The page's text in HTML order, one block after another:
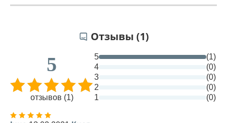
Отзывы (1)
5
отзывов (1)
5
(1)
4
(0)
3
(0)
2
(0)
1
(0)